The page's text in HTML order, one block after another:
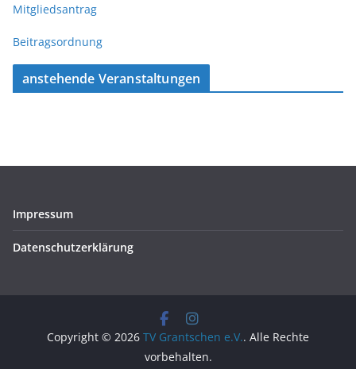
Mitgliedsantrag
Beitragsordnung
anstehende Veranstaltungen
Impressum
Datenschutz­erklärung
Copyright © 2026 TV Grantschen e.V.. Alle Rechte
vorbehalten.